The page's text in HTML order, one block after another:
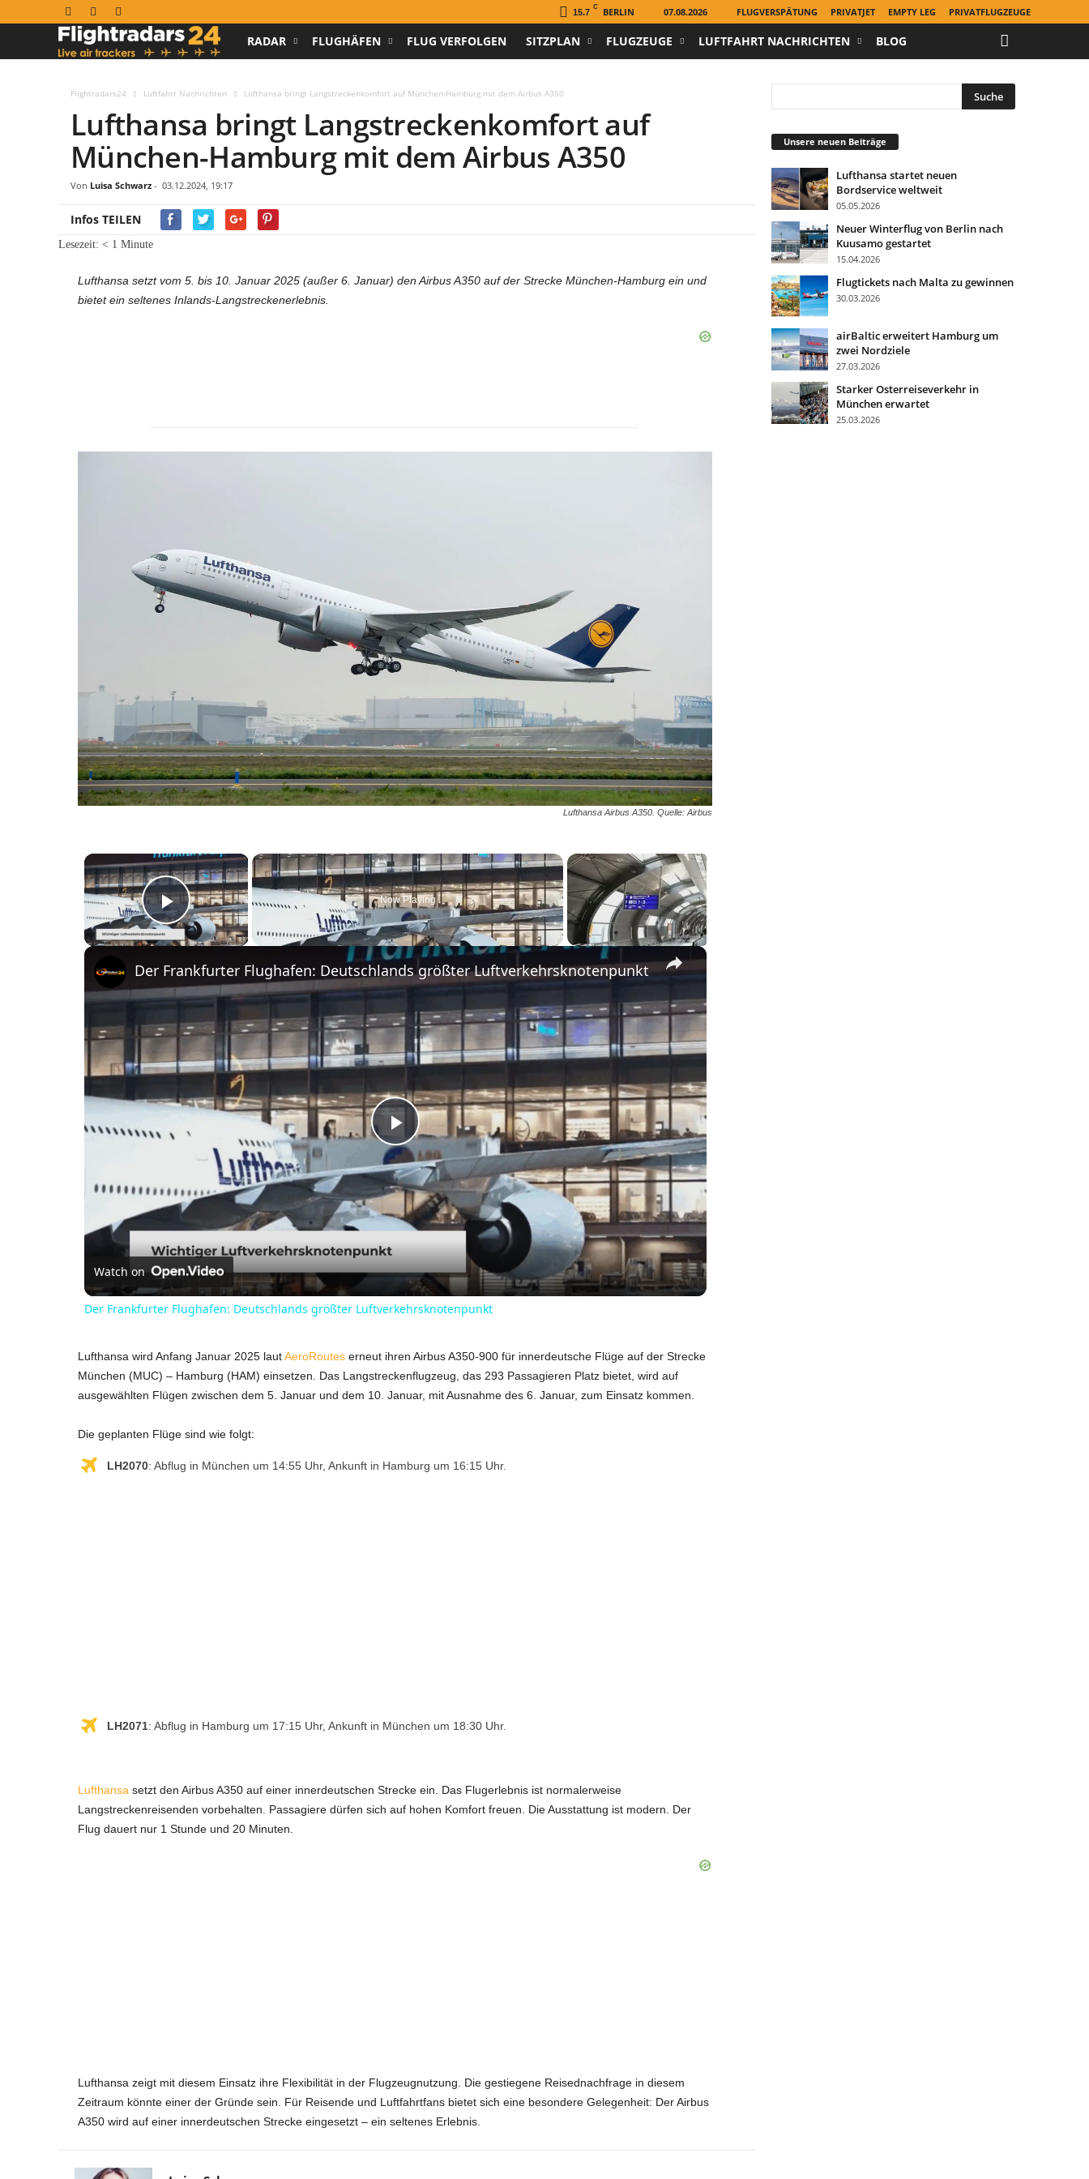
15.7
C BERLIN 07.08.2026 FLUGVERSPÄTUNG PRIVATJET EMPTY LEG PRIVATFLUGZEUGE
t
d
e
RADAR FLUGHÄFEN FLUG VERFOLGEN SITZPLAN FLUGZEUGE LUFTFAHRT NACHRICHTEN BLOG
Flightradars24 Luftfahrt Nachrichten Lufthansa bringt Langstreckenkomfort auf München-Hamburg mit dem Airbus A350
Lufthansa bringt Langstreckenkomfort auf
München-Hamburg mit dem Airbus A350
Von Luisa Schwarz - 03.12.2024, 19:17
Infos TEILEN
Lesezeit: < 1 Minute
Lufthansa setzt vom 5. bis 10. Januar 2025 (außer 6. Januar) den Airbus A350 auf der Strecke München-Hamburg ein und
bietet ein seltenes Inlands-Langstreckenerlebnis.
Lufthansa Airbus A350. Quelle: Airbus
×
Play Video
Now Playing
×
P
l
a
y
i
Der Frankfurter Flughafen: Deutschlands größter Luftverkehrsknotenpunkt
Watch on
Der Frankfurter Flughafen: Deutschlands größter Luftverkehrsknotenpunkt
Lufthansa wird Anfang Januar 2025 lautAeroRoutes erneut ihren Airbus A350-900 für innerdeutsche Flüge auf der Strecke
München (MUC) – Hamburg (HAM) einsetzen. Das Langstreckenflugzeug, das 293 Passagieren Platz bietet, wird auf
ausgewählten Flügen zwischen dem 5. Januar und dem 10. Januar, mit Ausnahme des 6. Januar, zum Einsatz kommen.
Die geplanten Flüge sind wie folgt:
LH2070: Abflug in München um 14:55 Uhr, Ankunft in Hamburg um 16:15 Uhr.
LH2071: Abflug in Hamburg um 17:15 Uhr, Ankunft in München um 18:30 Uhr.
Lufthansa setzt den Airbus A350 auf einer innerdeutschen Strecke ein. Das Flugerlebnis ist normalerweise
Langstreckenreisenden vorbehalten. Passagiere dürfen sich auf hohen Komfort freuen. Die Ausstattung ist modern. Der
Flug dauert nur 1 Stunde und 20 Minuten.
Lufthansa zeigt mit diesem Einsatz ihre Flexibilität in der Flugzeugnutzung. Die gestiegene Reisednachfrage in diesem
Zeitraum könnte einer der Gründe sein. Für Reisende und Luftfahrtfans bietet sich eine besondere Gelegenheit: Der Airbus
A350 wird auf einer innerdeutschen Strecke eingesetzt – ein seltenes Erlebnis.
Unsere neuen Beiträge
Lufthansa startet neuen
Bordservice weltweit
05.05.2026
Neuer Winterflug von Berlin nach
Kuusamo gestartet
15.04.2026
Flugtickets nach Malta zu gewinnen
30.03.2026
airBaltic erweitert Hamburg um
zwei Nordziele
27.03.2026
Starker Osterreiseverkehr in
München erwartet
25.03.2026